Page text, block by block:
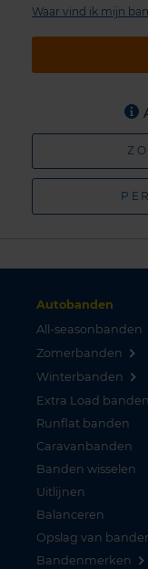
Waar vind ik mijn
Autobanden
All-seasonbanden
Zomerbanden
Winterbanden
Extra Load banden
Runflat banden
Caravanbanden
Banden wisselen
Uitlijnen
Balanceren
Opslag van
Bandenmerken